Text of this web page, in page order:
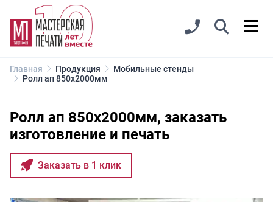
Главная Продукция
Мобильные стенды
Ролл ап 850х2000мм
Ролл ап 850х2000мм, заказать
изготовление и печать
Заказать в 1 клик